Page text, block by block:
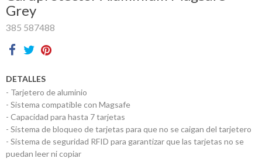
Grey
385 587488
DETALLES
- Tarjetero de aluminio
- Sistema compatible con Magsafe
- Capacidad para hasta 7 tarjetas
- Sistema de bloqueo de tarjetas para que no se caigan del tarjetero
- Sistema de seguridad RFID para garantizar que las tarjetas no se
puedan leer ni copiar